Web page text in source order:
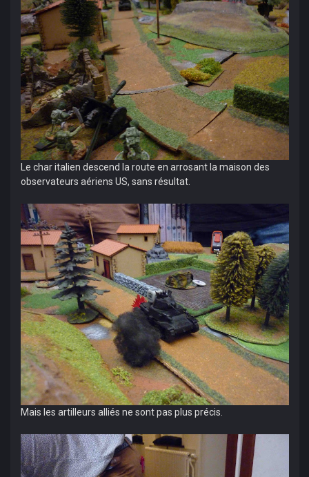
Le char italien descend la route en arrosant la maison des
observateurs aériens US, sans résultat.
Mais les artilleurs alliés ne sont pas plus précis.